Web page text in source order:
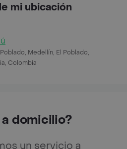
mi ubicación
Medellín, El Poblado,
Colombia
domicilio?
un servicio a